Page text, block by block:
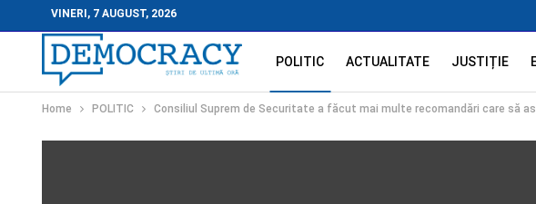
VINERI, 7 AUGUST, 2026
POLITIC ACTUALITATE JUSTIȚIE
Home POLITIC Consiliul Suprem de Securitate a făcut mai multe recomandări care să